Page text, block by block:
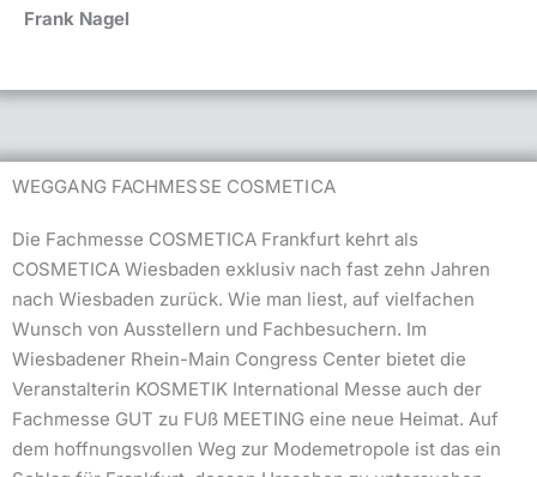
Frank Nagel
WEGGANG FACHMESSE COSMETICA
Die Fachmesse COSMETICA Frankfurt kehrt als
COSMETICA Wiesbaden exklusiv nach fast zehn Jahren
nach Wiesbaden zurück. Wie man liest, auf vielfachen
Wunsch von Ausstellern und Fachbesuchern. Im
Wiesbadener Rhein-Main Congress Center bietet die
Veranstalterin KOSMETIK International Messe auch der
Fachmesse GUT zu FUß MEETING eine neue Heimat. Auf
dem hoffnungsvollen Weg zur Modemetropole ist das ein